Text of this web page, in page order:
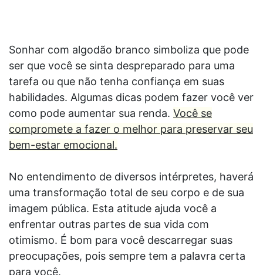
Sonhar com algodão branco simboliza que pode
ser que você se sinta despreparado para uma
tarefa ou que não tenha confiança em suas
habilidades. Algumas dicas podem fazer você ver
como pode aumentar sua renda. Você se
compromete a fazer o melhor para preservar seu
bem-estar emocional.
No entendimento de diversos intérpretes, haverá
uma transformação total de seu corpo e de sua
imagem pública. Esta atitude ajuda você a
enfrentar outras partes de sua vida com
otimismo. É bom para você descarregar suas
preocupações, pois sempre tem a palavra certa
para você.